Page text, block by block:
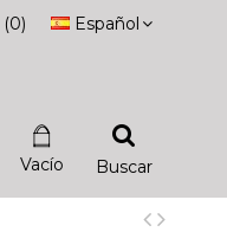
Español
(0)
Buscar
Vacío